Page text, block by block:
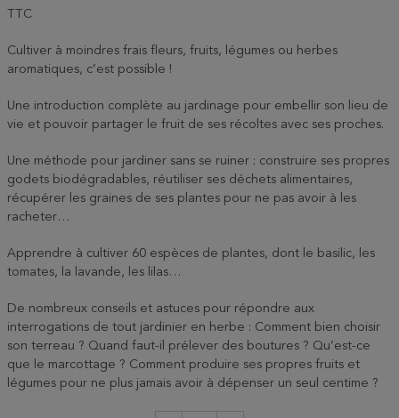
TTC
Cultiver à moindres frais fleurs, fruits, légumes ou herbes
aromatiques, c’est possible !
Une introduction complète au jardinage pour embellir son lieu de
vie et pouvoir partager le fruit de ses récoltes avec ses proches.
Une méthode pour jardiner sans se ruiner : construire ses propres
godets biodégradables, réutiliser ses déchets alimentaires,
récupérer les graines de ses plantes pour ne pas avoir à les
racheter…
Apprendre à cultiver 60 espèces de plantes, dont le basilic, les
tomates, la lavande, les lilas…
De nombreux conseils et astuces pour répondre aux
interrogations de tout jardinier en herbe : Comment bien choisir
son terreau ? Quand faut-il prélever des boutures ? Qu’est-ce
que le marcottage ? Comment produire ses propres fruits et
légumes pour ne plus jamais avoir à dépenser un seul centime ?